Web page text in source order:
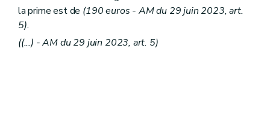
la prime est de (190 euros - AM du 29 juin 2023, art.
5).
((...) - AM du 29 juin 2023, art. 5)